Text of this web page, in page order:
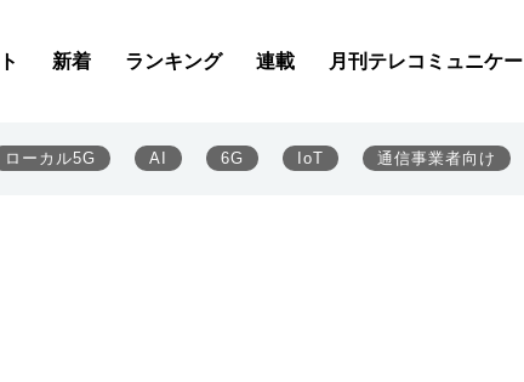
新着 ランキング 連載 月刊テレコミュニケ
ローカル5G AI 6G IoT 通信事業者向け